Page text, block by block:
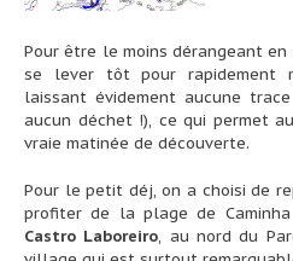
Pour être le moins dérangeant
se lever tôt pour rapidement
laissant évidement aucune
aucun déchet !), ce qui permet
vraie matinée de découverte.
Pour le petit déj, on a choisi de
profiter de la plage de
Castro Laboreiro, au nord du